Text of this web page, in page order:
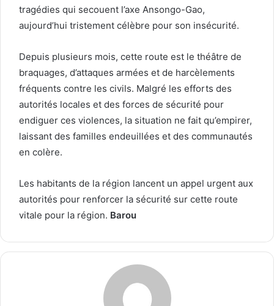
tragédies qui secouent l’axe Ansongo-Gao,
aujourd’hui tristement célèbre pour son insécurité.
Depuis plusieurs mois, cette route est le théâtre de
braquages, d’attaques armées et de harcèlements
fréquents contre les civils. Malgré les efforts des
autorités locales et des forces de sécurité pour
endiguer ces violences, la situation ne fait qu’empirer,
laissant des familles endeuillées et des communautés
en colère.
Les habitants de la région lancent un appel urgent aux
autorités pour renforcer la sécurité sur cette route
vitale pour la région. Barou